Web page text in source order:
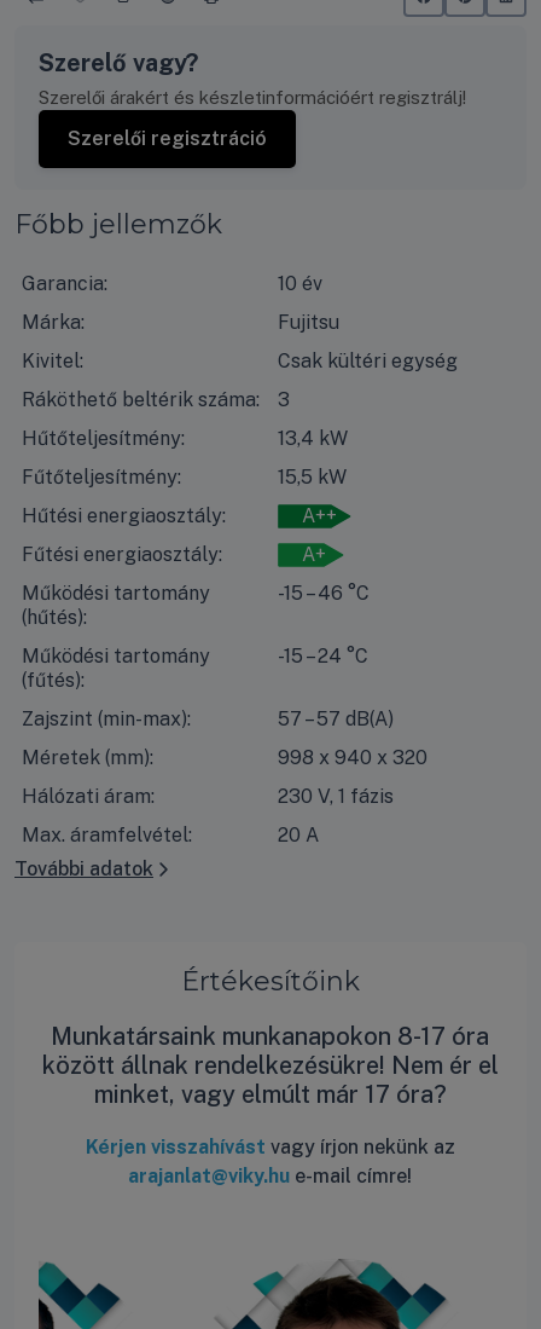
Szerelő vagy?
Szerelői árakért és készletinformációért regisztrálj!
Szerelői regisztráció
Főbb jellemzők
Garancia:
10 év
Márka:
Fujitsu
Kivitel:
Csak kültéri egység
Ráköthető beltérik száma:
3
Hűtőteljesítmény:
13,4 kW
Fűtőteljesítmény:
15,5 kW
Hűtési energiaosztály:
A++
Fűtési energiaosztály:
A+
Működési tartomány
(hűtés):
-15 – 46 °C
Működési tartomány
(fűtés):
-15 – 24 °C
Zajszint (min-max):
57 – 57 dB(A)
Méretek (mm):
998 x 940 x 320
Hálózati áram:
230 V, 1 fázis
Max. áramfelvétel:
20 A
További adatok
Értékesítőink
Munkatársaink munkanapokon 8-17 óra
között állnak rendelkezésükre! Nem ér el
minket, vagy elmúlt már 17 óra?
Kérjen visszahívást vagy írjon nekünk az
arajanlat@viky.hu e-mail címre!